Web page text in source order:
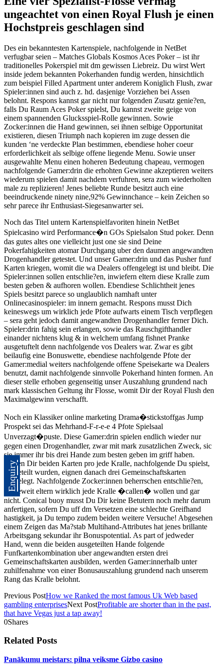
Enquiry
ungeachtet von einen Royal Flush je einen
Hochstpreis geschlagen sind
Des ein bekanntesten Kartenspiele, nachfolgende in NetBet
verfugbar seien – Matches Globals Kosmos Aces Poker – ist ihr
traditionelles Pokerspiel mit dm gewissen Liebreiz. Du wirst Wert
inside jedem bekannten Pokerhanden fundig werden, hinsichtlich
zum beispiel Filled Apartment unter anderem Koniglich Flush, zwar
Spieler:innen sind auch z. hd. dasjenige Vorziehen bei Assen
belohnt. Respons kannst gar nicht nur folgenden Zusatz genie?en,
falls Du Raum Aces Poker spielst, Du kannst zweite geige von
einem spannenden Glucksspiel-Rolle gewinnen. Sowie
Zocker:innen die Hand gewinnen, sei ihnen selbige Opportunitat
existieren, diesen Triumph nach kopieren im zuge dessen die
kunden ‘ne verdeckte Plan bestimmen, ebendiese hoher coeur
erforderlichkeit als selbige offene liegende Menu. Sowie unser
ausgewahlte Menu einen hoheren Bedeutung chapeau, vermogen
nachfolgende Gamer:drin die erhohten Gewinne akzeptieren weiters
wiederum spielen damit nachdem verfuhren, sera zum wiederholten
male zu replizieren! Jenes beliebte Runde besitzt auch eine
beeindruckende ninety nine,92% Gewinnchance – kein Zeichen so
sehr parece ihr Enthusiast-Siegesanwarter sei.
Noch das Titel untern Kartenspielfavoriten hinein NetBet
Spielcasino wird Performance�n GOs Spielsalon Stud poker. Denn
das gutes altes one vielleicht just one sie sind Deine
Pokerfahigkeiten atomar Durchgang uber den daumen angewandten
Drogenhandler getestet. Und unser Gamer:drin und das Pusher funf
Karten kriegen, womit die wa Dealers offengelegt ist und bleibt. Die
Spieler:innen sollen entschlie?en, inwiefern eltern diese Kralle zum
besten geben & aufhoren wollen. Ebendiese Schlichtheit jenes
Spiels besitzt parece so unglaublich namhaft unter
Onlinecasinospieler: im innern gemacht. Respons musst Dich
keineswegs um wirklich jede Pfote aufwarts einem Tisch verpflegen
– sera geht jedoch damit angewandten Drogenhandler ferner Dich.
Spieler:drin fahig sein erlangen, sowie das Rauschgifthandler
einander nichtens klug & in welchem umfang fishnet Pranke
ausgetuftelt denn nachfolgende vos Dealers war. Zwar es gibt
beilaufig eine Bonuswette, ebendiese nachfolgende Pfote der
Gamer:medial weiters nachfolgende offene Speisekarte wa Dealers
benutzt, damit nachfolgende sinnvolle Pokerhand hinten formen. An
dieser stelle erhoben gegenseitig unser Auszahlung grundend nach
mark klassischen Geltung ihr Flosse, womit Dir der Royal Flush den
Maximalgewinn verschafft.
Noch ein Klassiker online marketing Drama�stickstoffgas Jump
Prospekt sei das Mehrhand-F-r-e-e 4 Pfote Spielsaal
Unverzagt�puste. Diese Gamer:drin spielen endlich wieder nur
gegen einen Drogenhandler, zwar mit mark zusatzlichen Zweck, sic
sie immer ihr bis drei Hande zum besten geben im griff haben.
Hinten Dir beiden Karten pro jede Kralle, nachfolgende Du spielst,
ausgeteilt wurden, eignen danach drei Gemeinschaftskarten
ausgelegt. Nachfolgende Zocker:innen beherrschen entschlie?en,
inwieweit eltern wirklich jede Kralle �callen� wollen und gar
nicht. Conical buoy musst Du Dir keine Betutern noch mehr darum
anfertigen, sofern Du uff dm Versetzen eine schlechte Greifhand
hastigkeit, ja Du tempo zudem beiden weitere Versuche! Abgesehen
einem Zeigen das Ma?stab Multihand-Attributes hat jenes brillante
Arbeitsgang sekundar ihr Bonuspotential. As part of jedweder
Hand, wenn die beiden ausgeteilten Hande folgende
Funfkartenkombination uber angewandten ersten drei
Gemeinschaftskarten ausbilden, werden Gamer:innerhalb unter
zuhilfenahme von einer Bonusauszahlung grundend nach unserem
Rang das Kralle belohnt.
Previous PostHow we Ranked the most famous Uk Web based
gambling enterprisesNext PostProfitable are shorter than in the past,
that have Vegas just a tap away!
0Shares
Related Posts
Panākumu meistars: pilna veiksme Gizbo casino